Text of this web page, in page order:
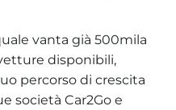
vanta già 500mila
disponibili,
percorso di crescita
società Car2Go e